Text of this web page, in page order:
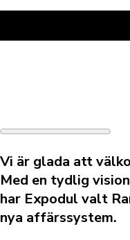
Vi är glada att
Med en tydlig
har Expodul valt
nya affärssystem.